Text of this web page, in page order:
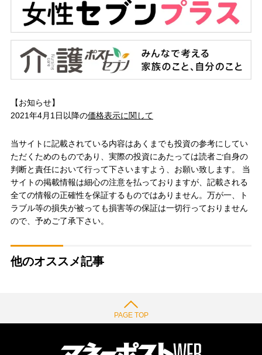
【お知らせ】
2021年4月1日以降の価格表示に関して
当サイトに記載されている内容はあくまでも投資の参考にしてい
ただくためのものであり、実際の投資にあたっては読者ご自身の
判断と責任において行って下さいますよう、お願い致します。 当
サイトの掲載情報は細心の注意を払っておりますが、記載される
全ての情報の正確性を保証するものではありません。万が一、ト
ラブル等の損失が被っても損害等の保証は一切行っておりません
ので、予めご了承下さい。
他のオススメ記事
PAGE TOP